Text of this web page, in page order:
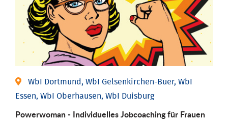
WbI Dortmund, WbI Gelsenkirchen-Buer, WbI
Essen, WbI Oberhausen, WbI Duisburg
Powerwoman - Individu­elles Job­coaching für Frauen